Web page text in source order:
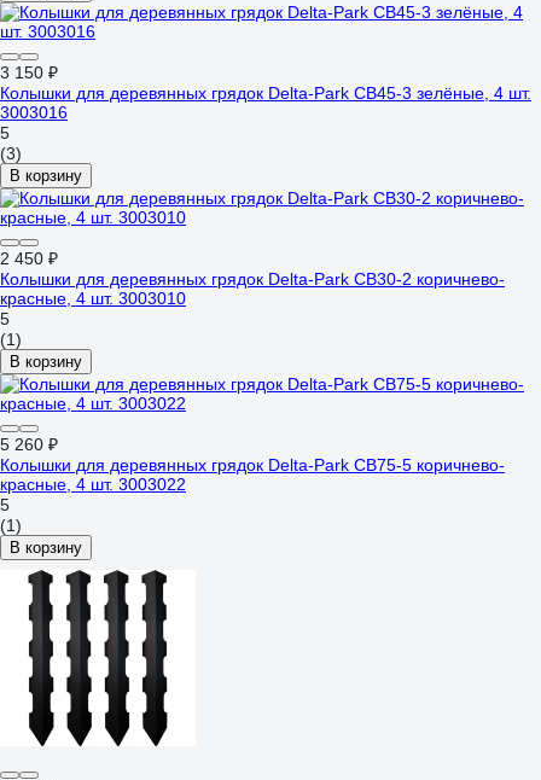
3 150 ₽
Колышки для деревянных грядок Delta-Park CB45-3 зелёные, 4 шт.
3003016
5
(3)
В корзину
2 450 ₽
Колышки для деревянных грядок Delta-Park CB30-2 коричнево-
красные, 4 шт. 3003010
5
(1)
В корзину
5 260 ₽
Колышки для деревянных грядок Delta-Park CB75-5 коричнево-
красные, 4 шт. 3003022
5
(1)
В корзину